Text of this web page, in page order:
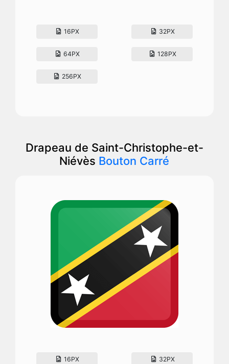
16PX 32PX
64PX 128PX
256PX
Drapeau de Saint-Christophe-et-
Niévès Bouton Carré
16PX 32PX